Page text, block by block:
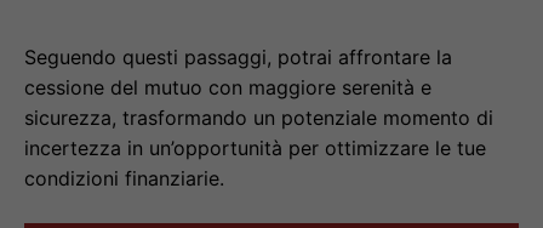
Seguendo questi passaggi, potrai affrontare la
cessione del mutuo con maggiore serenità e
sicurezza, trasformando un potenziale momento di
incertezza in un’opportunità per ottimizzare le tue
condizioni finanziarie.